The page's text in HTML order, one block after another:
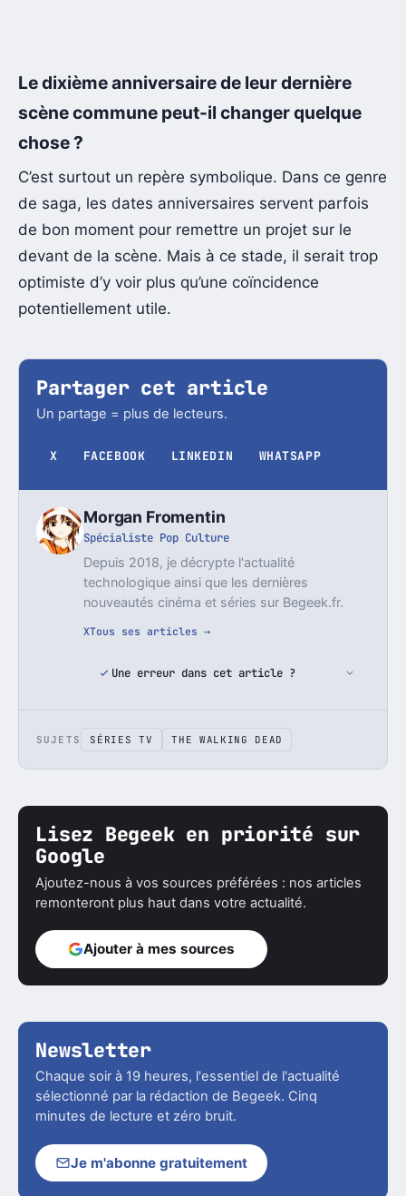
Le dixième anniversaire de leur dernière
scène commune peut-il changer quelque
chose ?
C’est surtout un repère symbolique. Dans ce genre
de saga, les dates anniversaires servent parfois
de bon moment pour remettre un projet sur le
devant de la scène. Mais à ce stade, il serait trop
optimiste d’y voir plus qu’une coïncidence
potentiellement utile.
Partager cet article
Un partage = plus de lecteurs.
X FACEBOOK LINKEDIN WHATSAPP
Morgan Fromentin
Spécialiste Pop Culture
Depuis 2018, je décrypte l'actualité
technologique ainsi que les dernières
nouveautés cinéma et séries sur Begeek.fr.
XTous ses articles →
Une erreur dans cet article ?
SUJETS SÉRIES TV THE WALKING DEAD
Lisez Begeek en priorité sur
Google
Ajoutez-nous à vos sources préférées : nos articles
remonteront plus haut dans votre actualité.
Ajouter à mes sources
Newsletter
Chaque soir à 19 heures, l'essentiel de l'actualité
sélectionné par la rédaction de Begeek. Cinq
minutes de lecture et zéro bruit.
Je m'abonne gratuitement